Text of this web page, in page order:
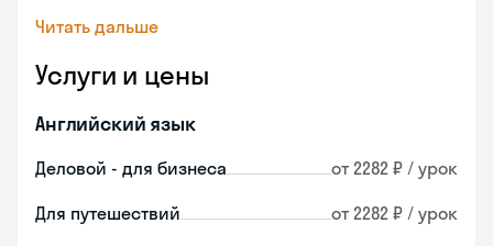
Читать дальше
Услуги и цены
Английский язык
Деловой - для бизнеса от 2282 ₽ / урок
Для путешествий от 2282 ₽ / урок